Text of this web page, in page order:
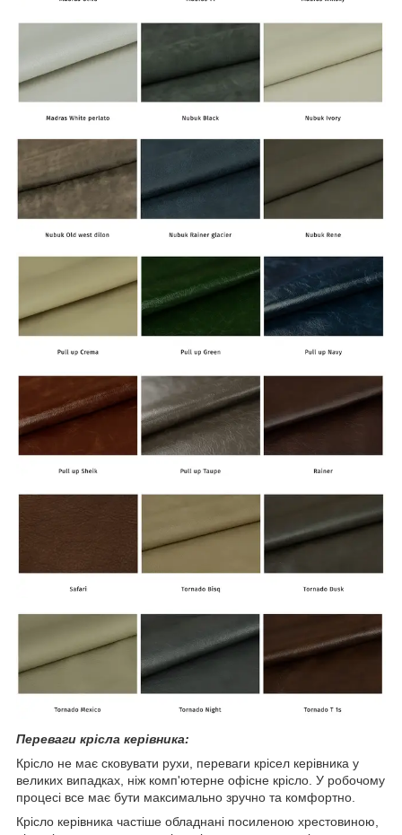
Переваги крісла керівника:
Крісло не має сковувати рухи, переваги крісел керівника у
великих випадках, ніж комп'ютерне офісне крісло. У робочому
процесі все має бути максимально зручно та комфортно.
Крісло керівника частіше обладнані посиленою хрестовиною,